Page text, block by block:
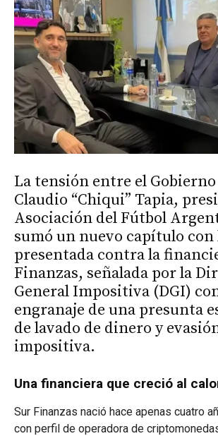
La tensión entre el
Claudio “Chiqui” Tapia,
Asociación del Fútbol
sumó un nuevo capítulo
presentada contra la
Finanzas, señalada por la
General Impositiva (DGI)
engranaje de una presunta
de lavado de dinero y
impositiva.
Una financiera que creció al
Sur Finanzas nació hace apenas cuatro
con perfil de operadora de